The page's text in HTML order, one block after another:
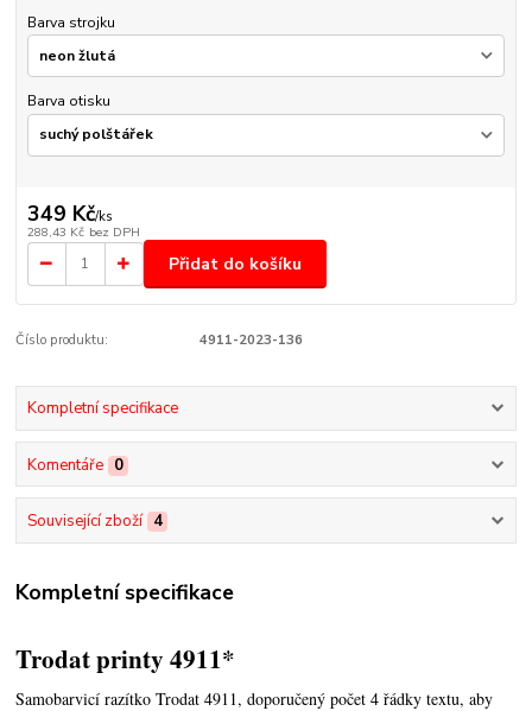
Barva strojku
Barva otisku
349 Kč/ks
288,43 Kč bez DPH
Přidat do košíku
Číslo produktu: 4911-2023-136
Kompletní specifikace
Komentáře 0
Související zboží 4
Kompletní specifikace
Trodat printy 4911*
Samobarvicí razítko Trodat 4911, doporučený počet 4 řádky textu,aby